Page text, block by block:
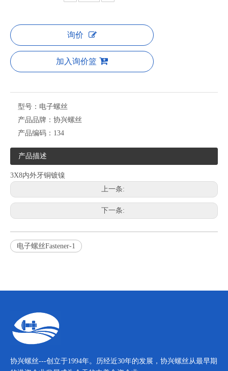
询价
加入询价篮
型号： 电子螺丝
产品品牌： 协兴螺丝
产品编码： 134
产品描述
3X8内外牙铜镀镍
上一条:
下一条:
电子螺丝Fastener-1
协兴螺丝---创立于1994年。历经近30年的发展，协兴螺丝从最早期